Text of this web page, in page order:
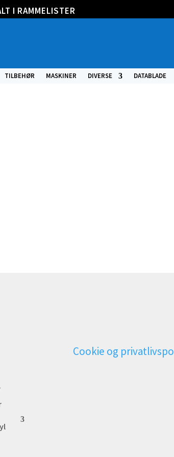
I RAMMELISTER
TILBEHØR MASKINER DIVERSE DATABLADE
Cookie og